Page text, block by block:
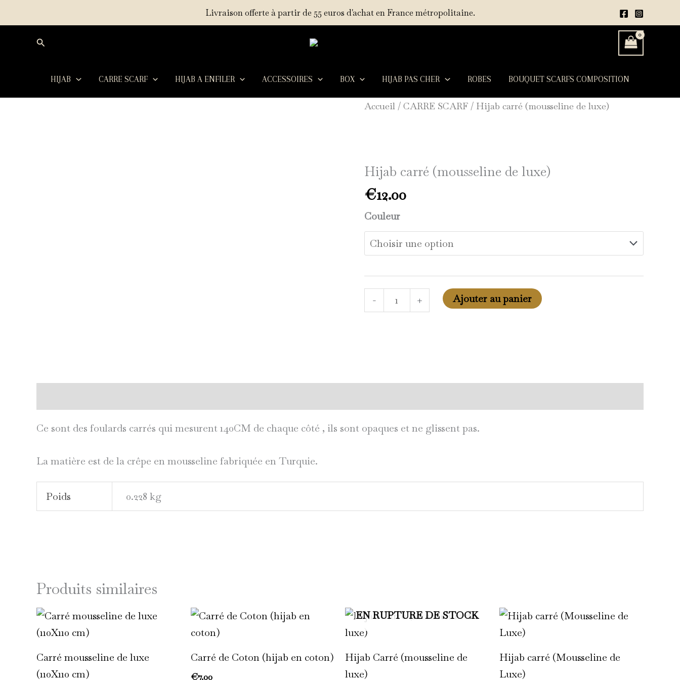
au
Livraison offerte à partir de 55 euros d'achat en France métropolitaine.
Rechercher
HIJAB CARRE SCARF HIJAB A ENFILER ACCESSOIRES BOX HIJAB PAS CHER ROBES BOUQUET SCARFS COMPOSITION
Accueil / CARRE SCARF / Hijab carré (mousseline de luxe)
Hijab carré (mousseline de luxe)
€12.00
Couleur
-
quantité
(mousseline
de
luxe)
+ Ajouter au panier
Ce sont des foulards carrés qui mesurent 140CM de chaque côté , ils sont opaques et ne glissent pas.
La matière est de la crêpe en mousseline fabriquée en Turquie.
Poids 0.228 kg
Produits similaires
Carré mousseline de luxe
(110X110 cm)
Ce
plusieurs
Carré de Coton (hijab en coton)
€7.00
Ce
plusieurs
EN RUPTURE DE STOCK
Hijab Carré (mousseline de
luxe)
Ce
plusieurs
Hijab carré (Mousseline de
Luxe)
Ce
plusieurs